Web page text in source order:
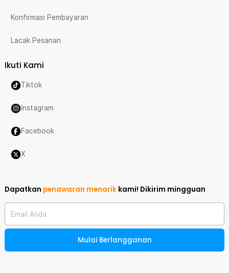
Konfirmasi Pembayaran
Lacak Pesanan
Ikuti Kami
Tiktok
Instagram
Facebook
X
Dapatkan penawaran menarik kami! Dikirim mingguan
Email Anda
Mulai Berlangganan